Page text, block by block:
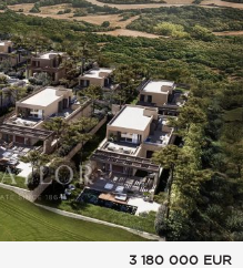
3 180 000 EUR